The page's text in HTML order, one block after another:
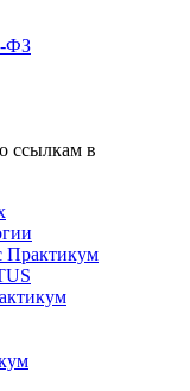
ссылкам в
Практикум